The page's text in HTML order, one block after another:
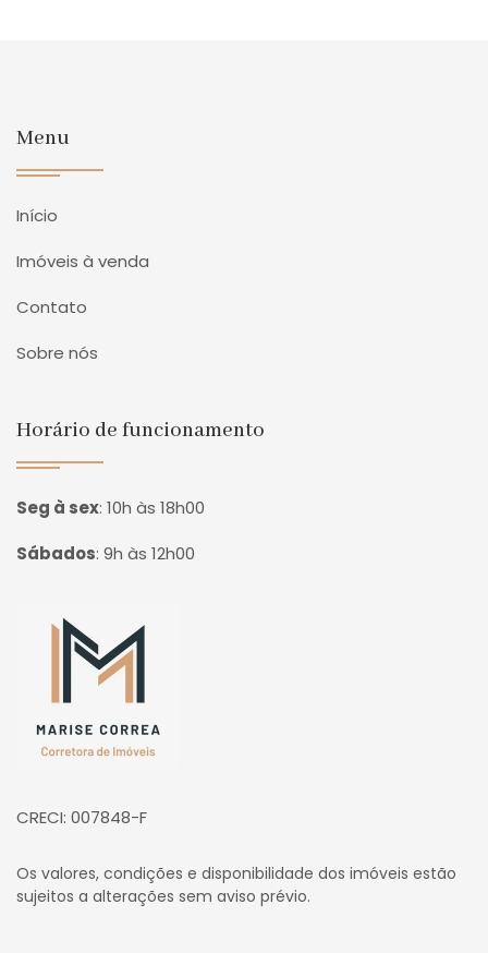
Menu
Início
Imóveis à venda
Contato
Sobre nós
Horário de funcionamento
Seg à sex: 10h às 18h00
Sábados: 9h às 12h00
Página inicial
CRECI: 007848-F
Os valores, condições e disponibilidade dos imóveis estão
sujeitos a alterações sem aviso prévio.